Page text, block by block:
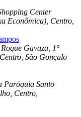
Center
Econômica), Centro,
Gavaza, 1°
São Gonçalo
Paróquia Santo
Centro,